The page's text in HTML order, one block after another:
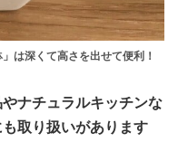
は深くて高さを出せて便利！
ナチュラルキッチンな
取り扱いがあります